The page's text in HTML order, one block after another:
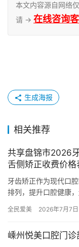
本文内容源自网络
请 → 在线咨询
生成海报
相关推荐
共享盘锦市2026
舌侧矫正收费价格
牙齿矫正作为现代口
排列，提升口腔健康
供多样…
全民爱美 2026年7月7日
嵊州悦美口腔门诊